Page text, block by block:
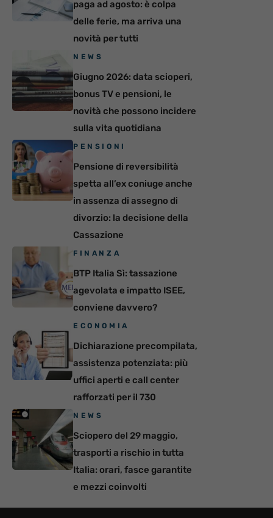
paga ad agosto: è colpa
delle ferie, ma arriva una
novità per tutti
NEWS
Giugno 2026: data scioperi,
bonus TV e pensioni, le
novità che possono incidere
sulla vita quotidiana
PENSIONI
Pensione di reversibilità
spetta all’ex coniuge anche
in assenza di assegno di
divorzio: la decisione della
Cassazione
FINANZA
BTP Italia Sì: tassazione
agevolata e impatto ISEE,
conviene davvero?
ECONOMIA
Dichiarazione precompilata,
assistenza potenziata: più
uffici aperti e call center
rafforzati per il 730
NEWS
Sciopero del 29 maggio,
trasporti a rischio in tutta
Italia: orari, fasce garantite
e mezzi coinvolti